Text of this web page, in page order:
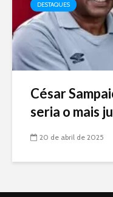
DESTAQUES
César
seria o mais
20 de abril de 2025